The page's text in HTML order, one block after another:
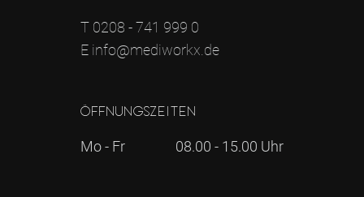
T 0208 - 741 999 0
E info@mediworkx.de
Öffnungszeiten
Mo - Fr 08.00 - 15.00 Uhr